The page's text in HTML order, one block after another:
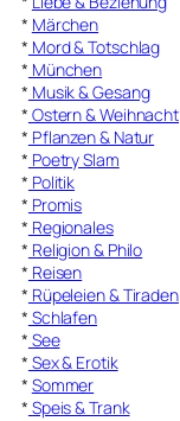
* Märchen
* Mord & Totschlag
* München
* Musik & Gesang
* Ostern & Weihnacht
* Pflanzen & Natur
* Poetry Slam
* Politik
* Promis
* Regionales
* Religion & Philo
* Reisen
* Rüpeleien & Tiraden
* Schlafen
* See
* Sex & Erotik
* Sommer
* Speis & Trank